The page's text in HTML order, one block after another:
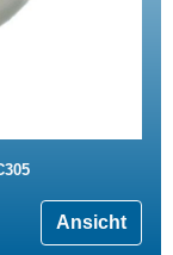
Ansicht